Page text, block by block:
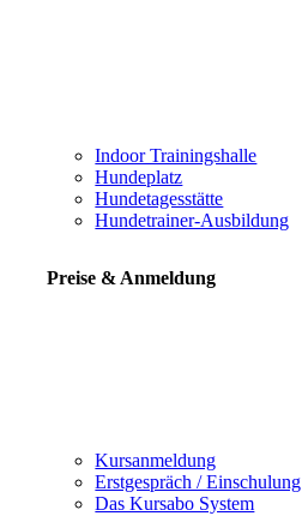
Indoor Trainingshalle
Hundeplatz
Hundetagesstätte
Hundetrainer-Ausbildung
Preise & Anmeldung
Kursanmeldung
Erstgespräch / Einschulung
Das Kursabo System